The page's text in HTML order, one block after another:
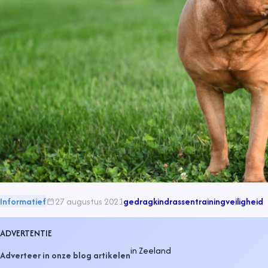
Informatief 27 augustus 2021gedragkindrassentrainingveiligheid
ADVERTENTIE
Adverteer in onze blog artikeleninZeeland